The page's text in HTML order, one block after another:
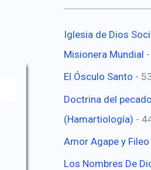
Iglesia de Dios
Misionera Mundial
El Ósculo Santo -
Doctrina del pecado
(Hamartiología) -
Amor Agape y Fileo
Los Nombres De